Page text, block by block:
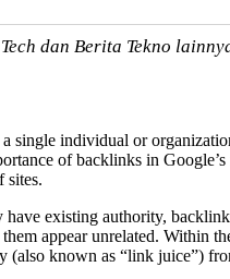
dan Berita Tekno
individual or
of backlinks in
sites.
existing authority,
appear unrelated. Within
known as “link juice”)